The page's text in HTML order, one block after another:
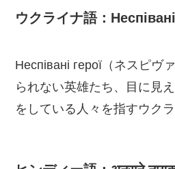
ウクライナ語：
Неспівані герої（ネスピヴ
られない英雄たち、目に見
をしている人々を指すウク